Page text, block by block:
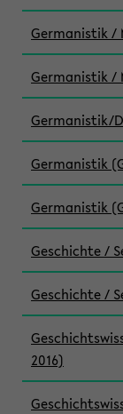
Germanistik /
Germanistik /
Germanistik/
Germanistik
Germanistik
Geschichte /
Geschichte /
2016)